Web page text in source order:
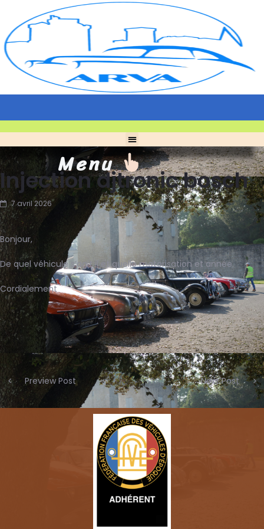
Menu
Injection djtronic bosch
7 avril 2026
Bonjour,
De quel véhicule s’agit il et quelle motorisation et année.
Cordialement
Preview Post Next Post